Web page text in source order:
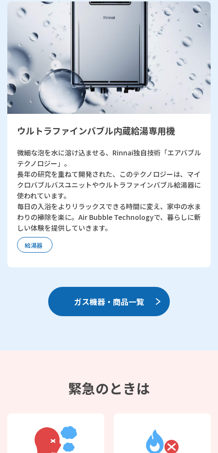
ウルトラファインバブル内蔵給湯専用機
微細な泡を水に溶け込ませる、Rinnai独自技術「エアバブル
テクノロジー」。
長年の研究を重ねて開発された、このテクノロジーは、マイ
クロバブルバスユニットやウルトラファインバブル給湯器に
使われています。
毎日の入浴をよりリラックスできる時間に変え、家中の水ま
わりの掃除を楽に。Air Bubble Technologyで、暮らしに新
しい体験を提供していきます。
給湯器
ガス機器・商品一覧
緊急のときは